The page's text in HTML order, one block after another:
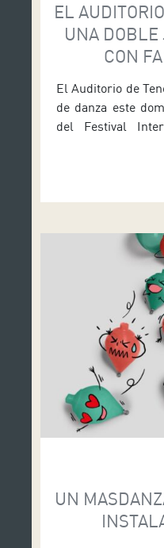
EL
UNA DOBLE
CON
El Auditorio de
de danza este
del Festival
comenzarán en
UN